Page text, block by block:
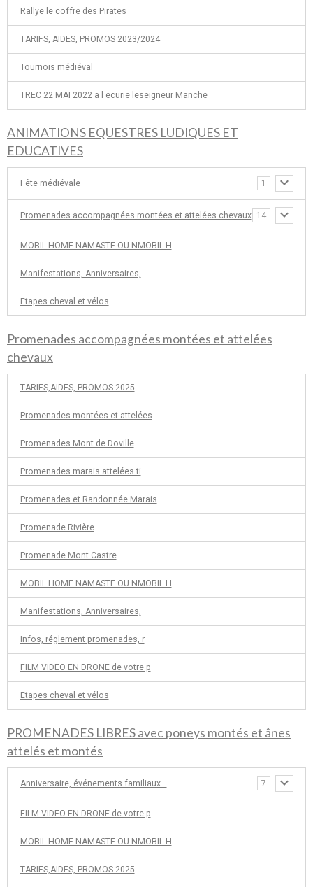
Rallye le coffre des Pirates
TARIFS, AIDES, PROMOS 2023/2024
Tournois médiéval
TREC 22 MAI 2022 a l ecurie leseigneur Manche
ANIMATIONS EQUESTRES LUDIQUES ET
EDUCATIVES
Fête médiévale 1
Promenades accompagnées montées et attelées chevaux 14
MOBIL HOME NAMASTE OU NMOBIL H
Manifestations, Anniversaires,
Etapes cheval et vélos
Promenades accompagnées montées et attelées
chevaux
TARIFS,AIDES, PROMOS 2025
Promenades montées et attelées
Promenades Mont de Doville
Promenades marais attelées ti
Promenades et Randonnée Marais
Promenade Rivière
Promenade Mont Castre
MOBIL HOME NAMASTE OU NMOBIL H
Manifestations, Anniversaires,
Infos, réglement promenades, r
FILM VIDEO EN DRONE de votre p
Etapes cheval et vélos
PROMENADES LIBRES avec poneys montés et ânes
attelés et montés
Anniversaire, événements familiaux... 7
FILM VIDEO EN DRONE de votre p
MOBIL HOME NAMASTE OU NMOBIL H
TARIFS,AIDES, PROMOS 2025